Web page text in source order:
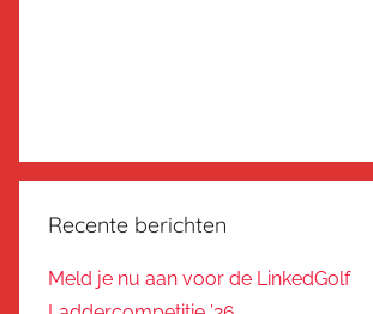
Recente berichten
Meld je nu aan voor de LinkedGolf